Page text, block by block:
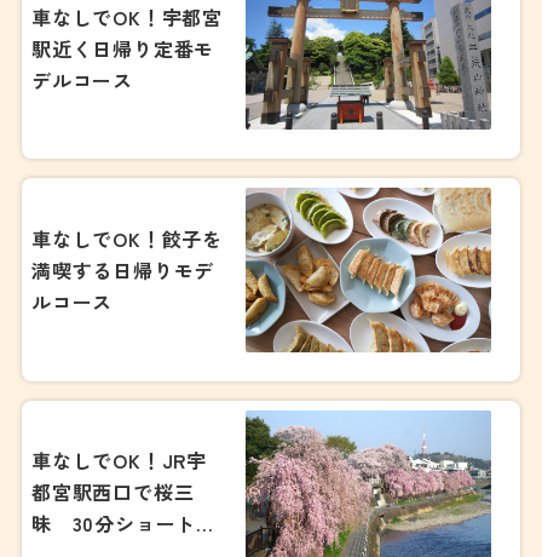
車なしでOK！宇都宮
駅近く日帰り定番モ
デルコース
車なしでOK！餃子を
満喫する日帰りモデ
ルコース
車なしでOK！JR宇
都宮駅西口で桜三
昧 30分ショートコ